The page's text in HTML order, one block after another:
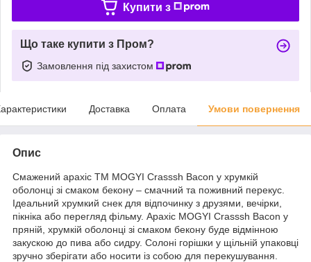
Купити з
Що таке купити з Пром?
Замовлення під захистом
Доставка Оплата Умови повернення
Опис
Смажений арахіс ТМ MOGYI Crasssh Bacon у хрумкій
оболонці зі смаком бекону – смачний та поживний перекус.
Ідеальний хрумкий снек для відпочинку з друзями, вечірки,
пікніка або перегляд фільму. Арахіс MOGYI Crasssh Bacon у
пряній, хрумкій оболонці зі смаком бекону буде відмінною
закускою до пива або сидру. Солоні горішки у щільній упаковці
зручно зберігати або носити із собою для перекушування.